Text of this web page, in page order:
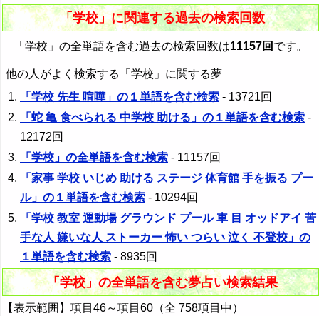
「学校」に関連する過去の検索回数
「学校」の全単語を含む過去の検索回数は11157回 です。
他の人がよく検索する「学校」に関する夢
「学校 先生 喧嘩」の１単語を含む検索 - 13721回
「蛇 亀 食べられる 中学校 助ける」の１単語を含む検索 -
12172回
「学校」の全単語を含む検索 - 11157回
「家事 学校 いじめ 助ける ステージ 体育館 手を振る プー
ル」の１単語を含む検索 - 10294回
「学校 教室 運動場 グラウンド プール 車 目 オッドアイ 苦
手な人 嫌いな人 ストーカー 怖い つらい 泣く 不登校」の
１単語を含む検索 - 8935回
「学校」の全単語を含む夢占い検索結果
【表示範囲】項目46～項目60（全 758項目中）